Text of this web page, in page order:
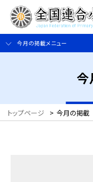
今月の掲載メニュー
今
トップページ > 今月の掲載